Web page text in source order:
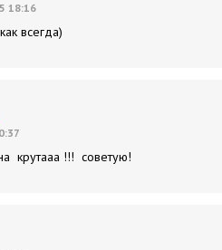
18:16
всегда)
крутааа !!! советую!